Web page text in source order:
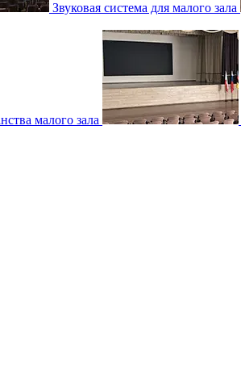
Звуковая система для малого зала
малого зала